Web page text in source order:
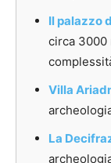
Il palazzo
circa 3000
Villa
La